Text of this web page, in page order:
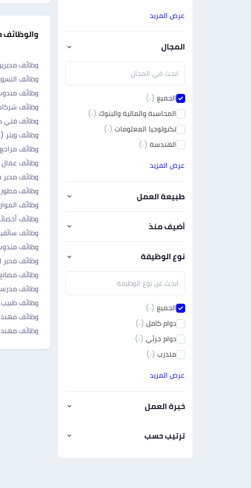
عرض المزيد
المجال
الجميع (٠)
المحاسبة والمالية والبنوك (٠)
تكنولوجيا المعلومات (٠)
الهندسة (٠)
عرض المزيد
طبيعة العمل
أضيف منذ
نوع الوظيفة
الجميع (٠)
دوام كامل (٠)
دوام جزئي (٠)
متدرب (٠)
عرض المزيد
خبرة العمل
ترتيب حسب
وظائف
وظائف
وظائف
وظائف
وظائف فني
وظائف ويتر
وظائف
وظائف عمال
وظائف مدير
وظائف مطور
وظائف
وظائف
وظائف
وظائف
وظائف مدير
وظائف
وظائف
وظائف
وظائف
وظائف